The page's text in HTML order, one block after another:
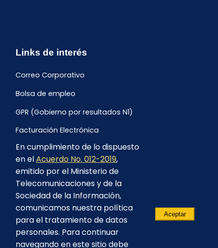
Links de interés
Correo Corporativo
Bolsa de empleo
GPR (Gobierno por resultados N1)
Facturación Electrónica
Archivo Histórico de Facturación
Portal Ambiental y Social
Proyecto Geotérmico Chachimbiro
Contratación consultoría mediante “Lista Corta”
Reglamento de Procesos Asociativos
En cumplimiento de lo dispuesto
en elAcuerdo No. 012-2019,
emitido por el Ministerio de
Telecomunicaciones y de la
Sociedad de la Información,
comunicamos nuestra política
para el tratamiento de datos
personales. Para continuar
navegando en este sitio debe
Aceptar